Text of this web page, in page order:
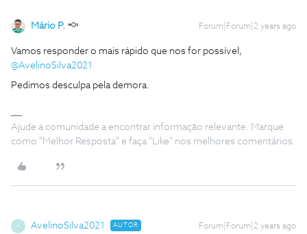
Mário P. Forum|Forum|2 years ago
Vamos responder o mais rápido que nos for possível,
@AvelinoSilva2021
Pedimos desculpa pela demora.
Ajude a comunidade a encontrar informação relevante. Marque
como "Melhor Resposta" e faça "Like" nos melhores comentários.
A AvelinoSilva2021 AUTOR Forum|Forum|2 years ago